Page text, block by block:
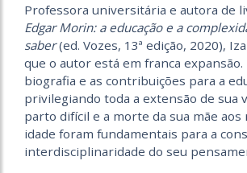
Professora universitária e autora de
Edgar Morin: a educação e a
saber(ed. Vozes, 13ª edição, 2020),
que o autor está em franca expansão.
biografia e as contribuições para a
privilegiando toda a extensão de sua
parto difícil e a morte da sua mãe aos
idade foram fundamentais para a
interdisciplinaridade do seu